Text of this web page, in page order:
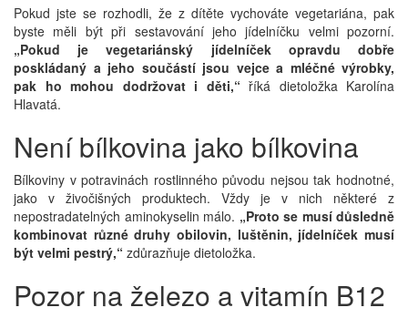
Pokud jste se rozhodli, že z dítěte vychováte vegetariána, pak
byste měli být při sestavování jeho jídelníčku velmi pozorní.
„Pokud je vegetariánský jídelníček opravdu dobře
poskládaný a jeho součástí jsou vejce a mléčné výrobky,
pak ho mohou dodržovat i děti,“ říká dietoložka Karolína
Hlavatá.
Není bílkovina jako bílkovina
Bílkoviny v potravinách rostlinného původu nejsou tak hodnotné,
jako v živočišných produktech. Vždy je v nich některé z
nepostradatelných aminokyselin málo. „Proto se musí důsledně
kombinovat různé druhy obilovin, luštěnin, jídelníček musí
být velmi pestrý,“ zdůrazňuje dietoložka.
Pozor na železo a vitamín B12